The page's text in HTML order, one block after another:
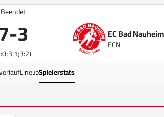
Beendet
7-3 EC Bad Nauheim
ECN
LineupSpielerstats